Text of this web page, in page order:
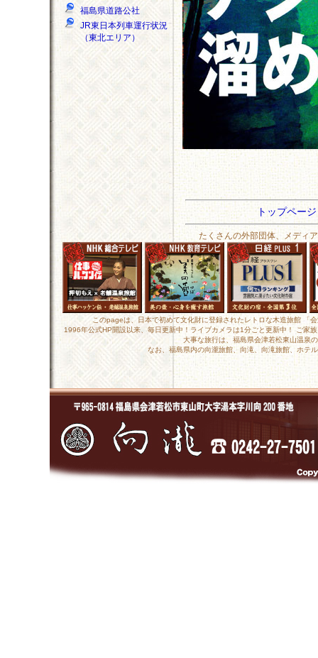
福島県道路公社
JR東日本列車運行状況
（東北エリア）
トップペー
たくさんの外部団体、メディ
このpageは、日本で初めて文化財に登録されたレトロな木造旅館
1996年公式HP開設以来、毎日更新中！ライブカメラは1分ごと更新中！ ご家
大事な旅行は、福島県会津若松東山温泉
なお、福島県内の向瀧旅館、向滝、向滝旅館、ホテ